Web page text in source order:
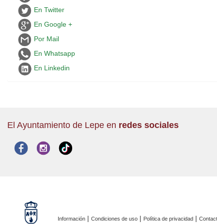
En Twitter
En Google +
Por Mail
En Whatsapp
En Linkedin
El Ayuntamiento de Lepe en redes sociales
Información | Condiciones de uso | Política de privacidad |